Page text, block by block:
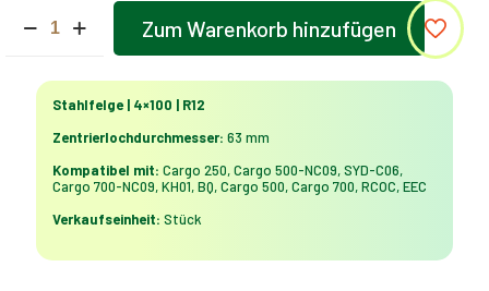
Zum Warenkorb hinzufügen
Alternative:
Stahlfelge | 4×100 | R12
Zentrierlochdurchmesser: 63 mm
Kompatibel mit: Cargo 250, Cargo 500-NC09, SYD-C06,
Cargo 700-NC09, KH01, BQ, Cargo 500, Cargo 700, RCOC, EEC
Verkaufseinheit: Stück